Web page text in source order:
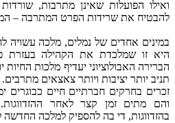
להבטיח את שרידות הפרט המתרבה –
היא זו שמלכדת את הקהילה בעזרת
הברירה האבולוציוני יעדיף מלכות החיות
תניב יותר יציבות ויותר צאצאים מתרבים.
זכרים בחרקים חברתיים חיים כבוגרים
והם מתים זמן קצר לאחר
בהזדווגות, די בה להספיק למלכה החדשה